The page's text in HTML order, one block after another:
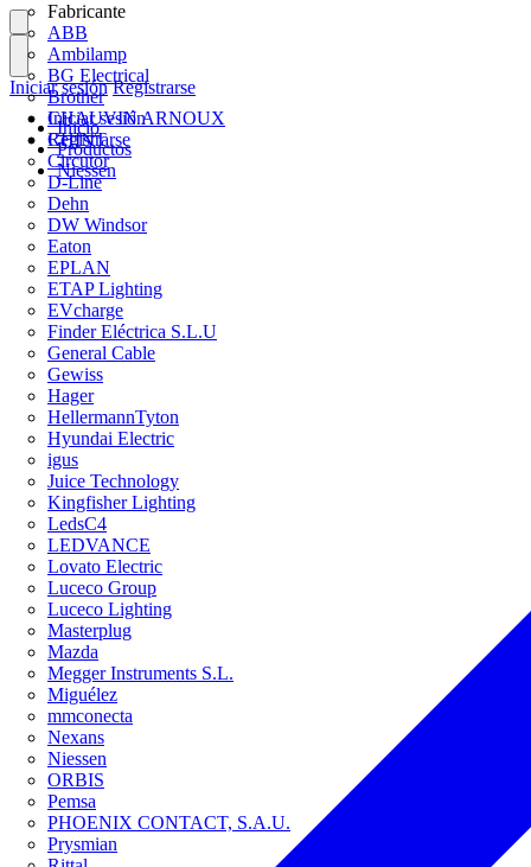
Fabricante
ABB
Ambilamp
BG Electrical
Brother
CHAUVIN ARNOUX
CHINT
Circutor
D-Line
Dehn
DW Windsor
Eaton
EPLAN
ETAP Lighting
EVcharge
Finder Eléctrica S.L.U
General Cable
Gewiss
Hager
HellermannTyton
Hyundai Electric
igus
Juice Technology
Kingfisher Lighting
LedsC4
LEDVANCE
Lovato Electric
Luceco Group
Luceco Lighting
Masterplug
Mazda
Megger Instruments S.L.
Miguélez
mmconecta
Nexans
Niessen
ORBIS
Pemsa
PHOENIX CONTACT, S.A.U.
Prysmian
Iniciar sesión
Registrarse
Iniciar sesión Registrarse
Inicio
Productos
Niessen